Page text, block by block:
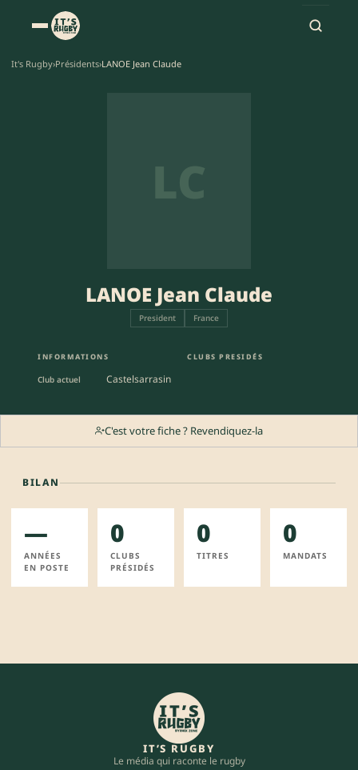
It's Rugby›Présidents›LANOE Jean Claude
LC
LANOE Jean Claude
President France
INFORMATIONS
Club actuel Castelsarrasin
CLUBS PRESIDÉS
C'est votre fiche ? Revendiquez-la
BILAN
—
ANNÉES
EN POSTE
0
CLUBS
PRÉSIDÉS
0
TITRES
0
MANDATS
IT’S RUGBY
Le média qui raconte le rugby